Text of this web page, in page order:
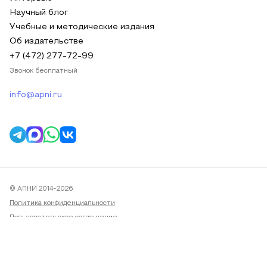
Научный блог
Учебные и методические издания
Об издательстве
+7 (472) 277-72-99
Звонок бесплатный
info@apni.ru
© АПНИ 2014-2026
Политика конфиденциальности
Пользовательское соглашение